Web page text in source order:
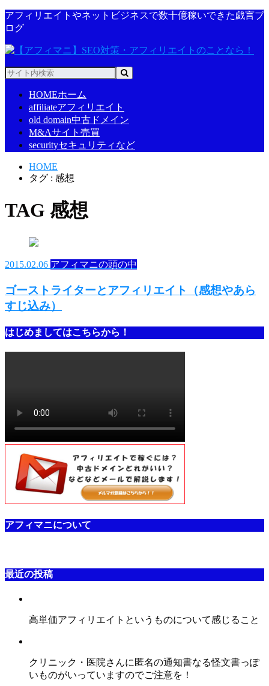
アフィリエイトやネットビジネスで数十億稼いできた戯言ブ
ログ
HOMEホーム
affiliateアフィリエイト
old domain中古ドメイン
M&Aサイト売買
securityセキュリティなど
HOME
タグ : 感想
TAG 感想
2015.02.06 アフィマニの頭の中
ゴーストライターとアフィリエイト（感想やあら
すじ込み）
はじめましてはこちらから！
アフィマニについて
最近の投稿
高単価アフィリエイトというものについて感じること
クリニック・医院さんに匿名の通知書なる怪文書っぽ
いものがいっていますのでご注意を！